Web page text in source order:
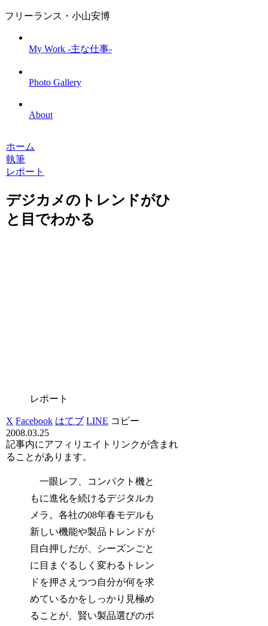
フリーランス・小山安博
My Work -主な仕事-
Photo Gallery
About
ホーム
執筆
レポート
デジカメのトレンドがひ
と目でわかる
レポート
X Facebook はてブ LINE コピー
2008.03.25
記事内にアフィリエイトリンクが含まれ
ることがあります。
一眼レフ、コンパクト機と
もに進化を続けるデジタルカ
メラ。各社の08年春モデルも
新しい機能や製品トレンドが
目白押しだが、シーズンごと
に目まぐるしく変わるトレン
ドを押さえつつ自分が何を求
めているかをしっかり見極め
ることが、賢い製品選びのポ